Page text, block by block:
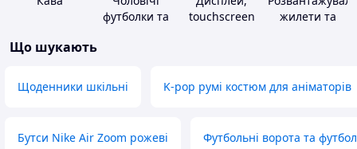
футболки та
touchscreen
жилети та
Що шукають
Щоденники шкільні K-pop румі костюм для аніматорів
Бутси Nike Air Zoom рожеві Футбольні ворота та